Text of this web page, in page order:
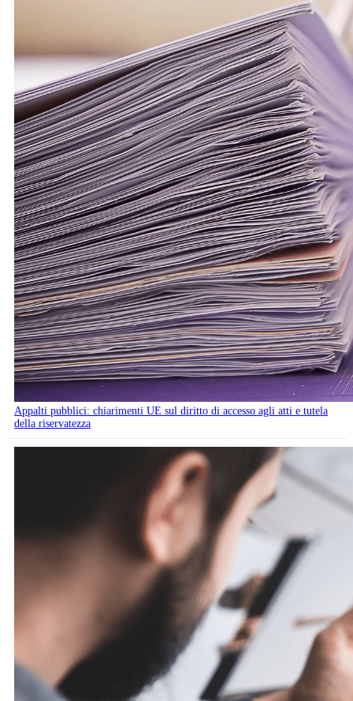
Appalti pubblici: chiarimenti UE sul diritto di accesso agli atti e tutela
della riservatezza